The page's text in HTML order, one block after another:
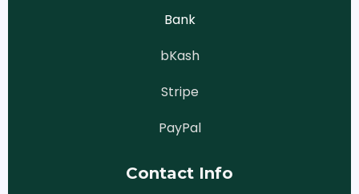
Bank
bKash
Stripe
PayPal
Contact Info